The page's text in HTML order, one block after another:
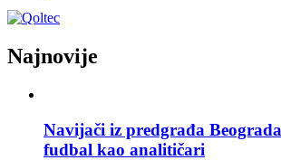
Najnovije
Navijači iz predgrađa
fudbal kao analitičari